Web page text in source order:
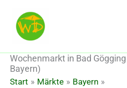
Inhalt
springen
Wochenmarkt in Bad
Bayern)
Start Märkte
Bayern